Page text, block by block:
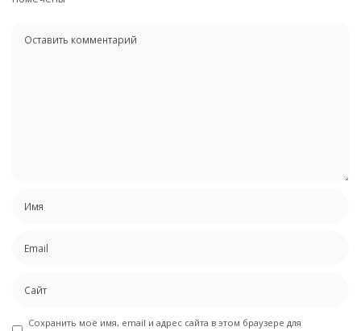
Сохранить моё имя, email и адрес сайта в этом браузере для